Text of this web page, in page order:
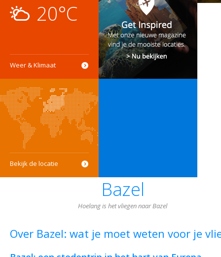
20°C
Weer & Klimaat
Bekijk de locatie
Bazel
Hoelang is het vliegen naar Bazel
Over Bazel: wat je moet weten voor je